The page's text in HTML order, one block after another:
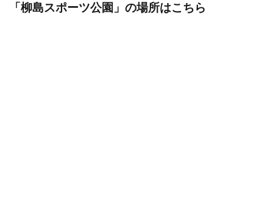
「柳島スポーツ公園 」の場所はこちら